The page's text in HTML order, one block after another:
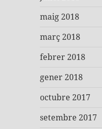
maig 2018
març 2018
febrer 2018
gener 2018
octubre 2017
setembre 2017